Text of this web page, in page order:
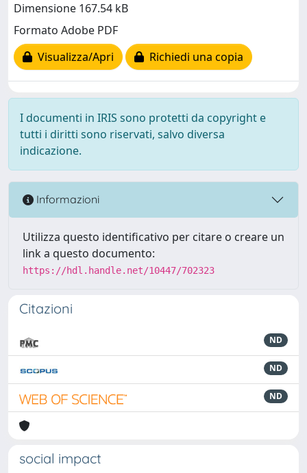
Dimensione 167.54 kB
Formato Adobe PDF
Visualizza/Apri
Richiedi una copia
I documenti in IRIS sono protetti da copyright e
tutti i diritti sono riservati, salvo diversa
indicazione.
Informazioni
Utilizza questo identificativo per citare o creare un
link a questo documento:
https://hdl.handle.net/10447/702323
Citazioni
ND
ND
ND
social impact